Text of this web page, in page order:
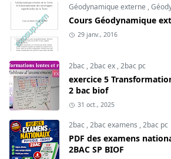
Géodynamique externe ,
Cours Géodynamique
29 janv., 2016
2bac,2bac ex,2bac pc
exercice 5
2 bac biof
31 oct., 2025
2bac,2bac examens ,2bac pc
PDF des examens
2BAC SP BIOF